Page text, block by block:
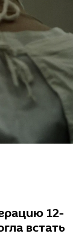
12-
встать